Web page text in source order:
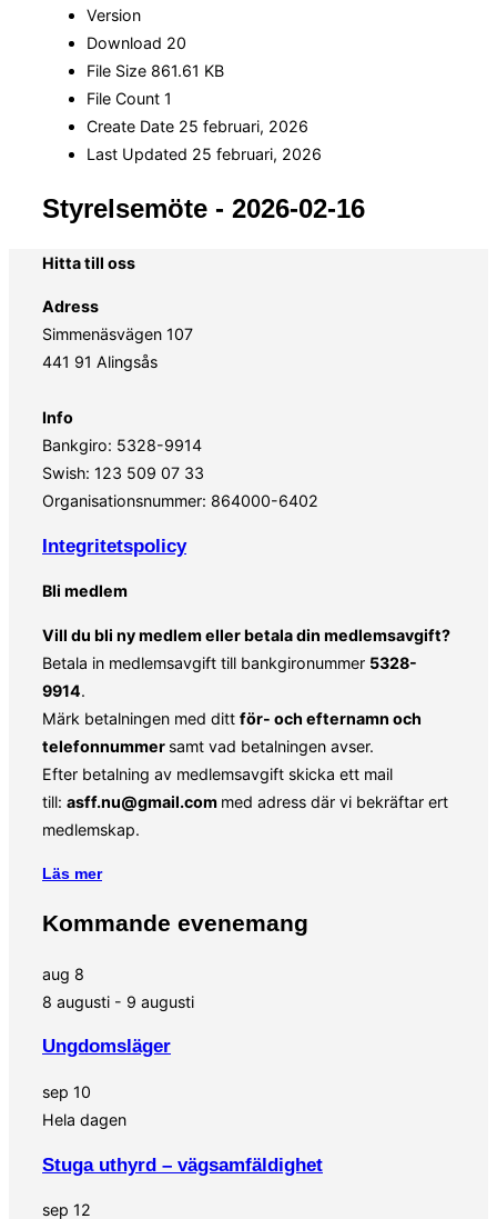
Version
Download 20
File Size 861.61 KB
File Count 1
Create Date 25 februari, 2026
Last Updated 25 februari, 2026
Styrelsemöte - 2026-02-16
Hitta till oss
Adress
Simmenäsvägen 107
441 91 Alingsås
Info
Bankgiro: 5328-9914
Swish: 123 509 07 33
Organisationsnummer: 864000-6402
Integritetspolicy
Bli medlem
Vill du bli ny medlem eller betala din medlemsavgift?
Betala in medlemsavgift till bankgironummer 5328-
9914.
Märk betalningen med ditt för- och efternamn och
telefonnummer samt vad betalningen avser.
Efter betalning av medlemsavgift skicka ett mail
till: asff.nu@gmail.com med adress där vi bekräftar ert
medlemskap.
Läs mer
Kommande evenemang
aug 8
8 augusti - 9 augusti
Ungdomsläger
sep 10
Hela dagen
Stuga uthyrd – vägsamfäldighet
sep 12